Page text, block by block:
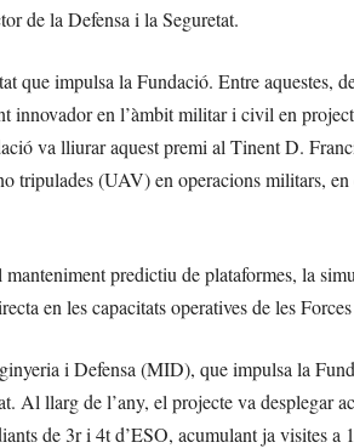
de la Defensa i la Seguretat.
que impulsa la Fundació. Entre aquestes,
innovador en l’àmbit militar i civil en
va lliurar aquest premi al Tinent D.
tripulades (UAV) en operacions militars,
predictiu de plataformes, la
en les capacitats operatives de les
i Defensa (MID), que impulsa la
Al llarg de l’any, el projecte va desplegar
de 3r i 4t d’ESO, acumulant ja visites a